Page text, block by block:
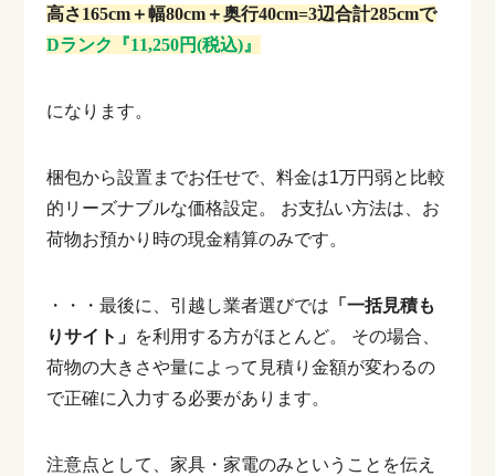
高さ165cm＋幅80cm＋奥行40cm=3辺合計285cmで
Dランク『11,250円(税込)』
になります。
梱包から設置までお任せで、料金は1万円弱と比較
的リーズナブルな価格設定。
お支払い方法は、お
荷物お預かり時の現金精算のみです。
・・・最後に、引越し業者選びでは 「一括見積も
りサイト」 を利用する方がほとんど。
その場合、
荷物の大きさや量によって見積り金額が変わるの
で正確に入力する必要があります。
注意点として、家具・家電のみということを伝え